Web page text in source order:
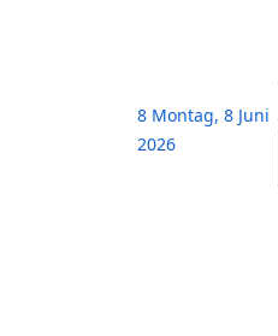
8 Montag, 8 Juni
2026